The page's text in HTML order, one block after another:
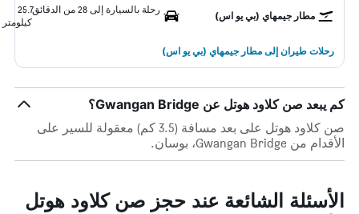
مطار جيمهاي (بي يو اس)
رحلة بالسيارة إلى 28 من الدقائق
25.7
كيلومتر
رحلات طيران إلى مطار جيمهاي (بي يو اس)
كم يبعد صن كلاود هوتل عن Gwangan Bridge؟
صن كلاود هوتل على بعد مسافة (3.5 كم) معقولة للسير على
الأقدام من Gwangan Bridge، بوسان.
الأسئلة الشائعة عند حجز صن كلاود هوتل